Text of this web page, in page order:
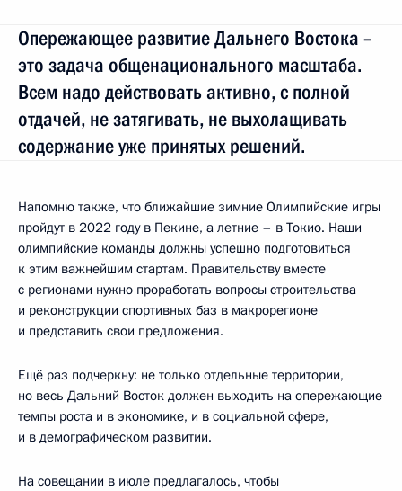
Опережающее развитие Дальнего Востока –
это задача общенационального масштаба.
Всем надо действовать активно, с полной
отдачей, не затягивать, не выхолащивать
содержание уже принятых решений.
Напомню также, что ближайшие зимние Олимпийские игры
пройдут в 2022 году в Пекине, а летние – в Токио. Наши
олимпийские команды должны успешно подготовиться
к этим важнейшим стартам. Правительству вместе
с регионами нужно проработать вопросы строительства
и реконструкции спортивных баз в макрорегионе
и представить свои предложения.
Ещё раз подчеркну: не только отдельные территории,
но весь Дальний Восток должен выходить на опережающие
темпы роста и в экономике, и в социальной сфере,
и в демографическом развитии.
На совещании в июле предлагалось, чтобы